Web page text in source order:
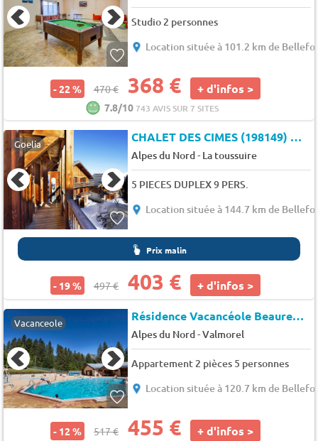
Studio 2 personnes
Location située à 101.2 km de
- 22 % 470 € 368 € + d'infos >
7.8/10743 AVIS SUR 7 SITES
Goelia CHALET DES CIMES (198149)
Alpes du Nord- La toussuire
5 PIECES DUPLEX 9 PERS.
Location située à 144.7 km de
Prix malin
- 19 % 497 € 403 € + d'infos >
Vacanceole Résidence Vacancéole Beauregard
Alpes du Nord-Valmorel
Appartement 2 pièces 5 personnes
Location située à 120.7 km de
- 12 % 517 € 455 € + d'infos >